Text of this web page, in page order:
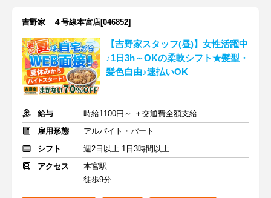
吉野家 ４号線本宮店[046852]
【吉野家スタッフ(昼)】女性活躍中
♪1日3h～OKの柔軟シフト★髪型・
髪色自由♪速払いOK
給与
時給1100円～ ＋交通費全額支給
雇用形態
アルバイト・パート
シフト
週2日以上 1日3時間以上
アクセス
本宮駅
徒歩9分